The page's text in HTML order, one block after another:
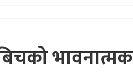
भावनात्मक